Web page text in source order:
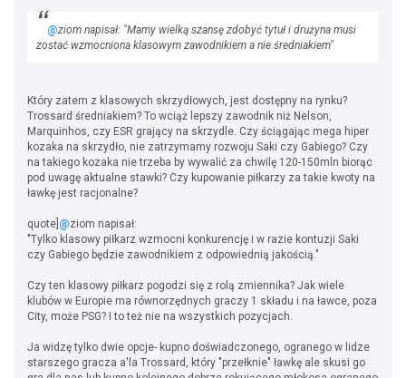
@ziom napisał: "Mamy wielką szansę zdobyć tytuł i drużyna musi
zostać wzmocniona klasowym zawodnikiem a nie średniakiem"
Który zatem z klasowych skrzydłowych, jest dostępny na rynku?
Trossard średniakiem? To wciąż lepszy zawodnik niż Nelson,
Marquinhos, czy ESR grający na skrzydle. Czy ściągając mega hiper
kozaka na skrzydło, nie zatrzymamy rozwoju Saki czy Gabiego? Czy
na takiego kozaka nie trzeba by wywalić za chwilę 120-150mln biorąc
pod uwagę aktualne stawki? Czy kupowanie piłkarzy za takie kwoty na
ławkę jest racjonalne?
quote] @ziom napisał:
"Tylko klasowy piłkarz wzmocni konkurencję i w razie kontuzji Saki
czy Gabiego będzie zawodnikiem z odpowiednią jakością."
Czy ten klasowy piłkarz pogodzi się z rolą zmiennika? Jak wiele
klubów w Europie ma równorzędnych graczy 1 składu i na ławce, poza
City, może PSG? I to też nie na wszystkich pozycjach.
Ja widzę tylko dwie opcje- kupno doświadczonego, ogranego w lidze
starszego gracza a'la Trossard, który "przełknie" ławkę ale skusi go